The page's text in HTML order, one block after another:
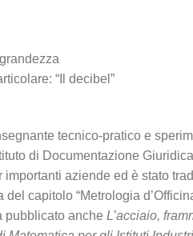
“Il decibel”
tecnico-pratico e
di Documentazione
aziende ed è stato
capitolo “Metrologia
pubblicato anche L’acciaio,